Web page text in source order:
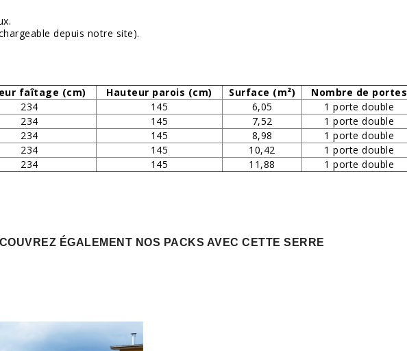
depuis notre site).
faîtage (cm) Hauteur parois (cm) Surface (m²) Nombre de portes
234
145 6,05 1 porte double
234
145 7,52 1 porte double
234
145 8,98 1 porte double
234
145 10,42 1 porte double
234
145 11,88 1 porte double
ÉGALEMENT NOS PACKS AVEC CETTE SERRE